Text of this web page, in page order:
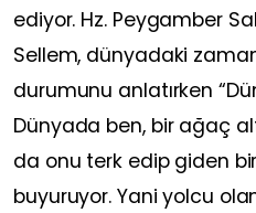
ediyor. Hz. Peygamber
Sellem, dünyadaki
durumunu anlatırken
Dünyada ben, bir ağaç
da onu terk edip giden
buyuruyor. Yani yolcu